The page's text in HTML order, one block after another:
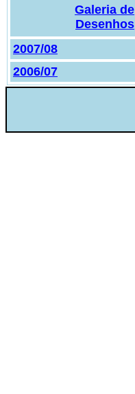
Galeria de
Desenhos
2007/08
2006/07